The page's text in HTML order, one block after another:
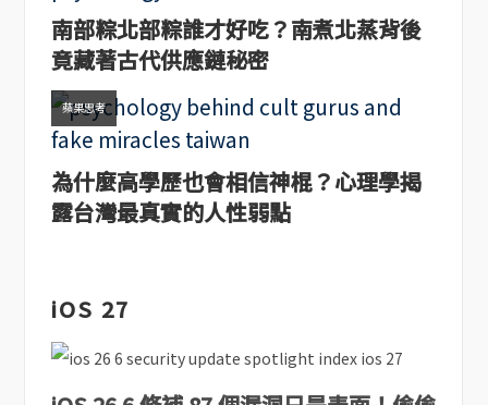
南部粽北部粽誰才好吃？南煮北蒸背後
竟藏著古代供應鏈秘密
蘋果思考
為什麼高學歷也會相信神棍？心理學揭
露台灣最真實的人性弱點
iOS 27